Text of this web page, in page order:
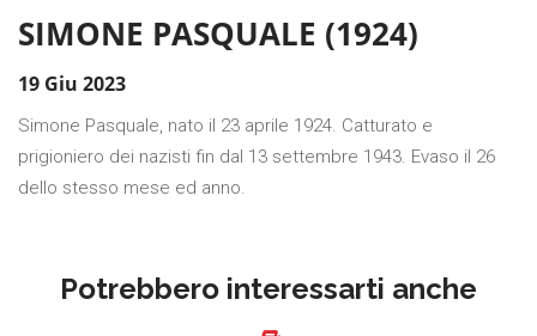
SIMONE PASQUALE (1924)
19 Giu 2023
Simone Pasquale, nato il 23 aprile 1924. Catturato e
prigioniero dei nazisti fin dal 13 settembre 1943. Evaso il 26
dello stesso mese ed anno.
Potrebbero interessarti anche